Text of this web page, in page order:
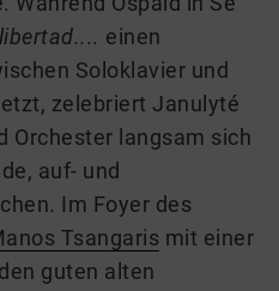
einen
Soloklavier und
zelebriert Janulyté
Orchester langsam sich
auf- und
Im Foyer des
Tsangaris mit einer
guten alten